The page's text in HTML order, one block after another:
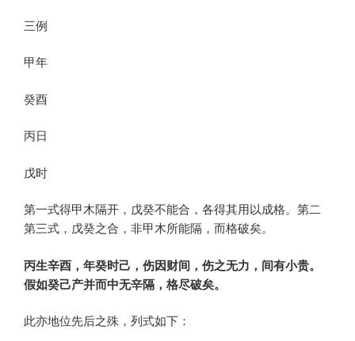
三例
甲年
癸酉
丙日
戊时
第一式得甲木隔开，戊癸不能合，各得其用以成格。第二
第三式，戊癸之合，非甲木所能隔，而格破矣。
丙生辛酉，年癸时己，伤因财间，伤之无力，间有小贵。
假如癸己产并而中无辛隔，格尽破矣。
此亦地位先后之殊，列式如下：